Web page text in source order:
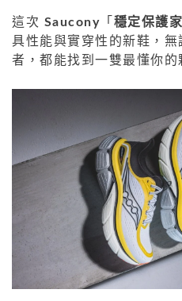
這次 Saucony 「 穩定保護
具性能與實穿性的新鞋，無
者，都能找到一雙最懂你的